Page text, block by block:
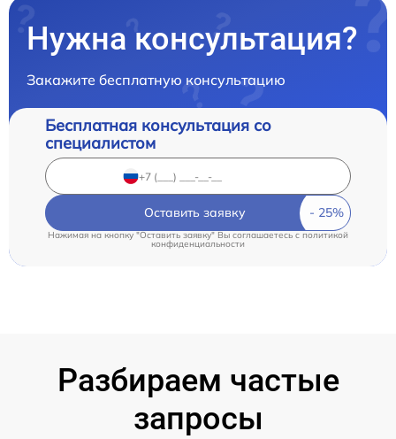
Нужна консультация?
Закажите бесплатную консультацию
Бесплатная консультация со
специалистом
Оставить заявку
Нажимая на кнопку "Оставить заявку" Вы соглашаетесь c политикой
конфиденциальности
Разбираем частые
запросы